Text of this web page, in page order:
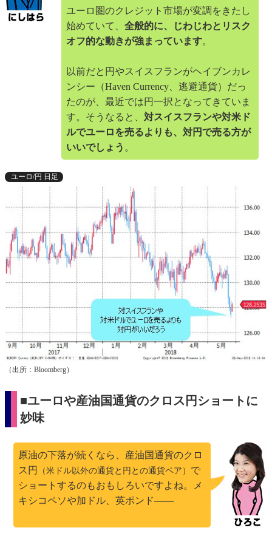
ユーロ圏のクレジット市場が変調をきたし
始めていて、 全般的に、じわじわとリスク
オフ的な動きが強まっています。
以前だと円やスイスフランがヘイブンカレ
ンシー（Haven Currency、逃避通貨）だっ
たのが、最近では円一択となってきていま
す。そうなると、 対スイスフランや対米ド
ルでユーロを売るよりも、対円で売る方が
いいでしょう 。
ユーロ/円 日足
（出所：Bloomberg）
■ユーロや産油国通貨のクロス円ショートに
妙味
原油の下落が続くなら、産油国通貨のクロ
ス円
（米ドル以外の通貨と円との通貨ペア） で
ショートするのもおもしろいですよね。メ
キシコペソや加ドル、英ポンド――